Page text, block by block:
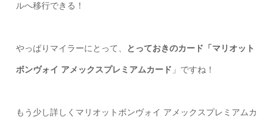
ルへ移行できる！
やっぱりマイラーにとって、 とっておきのカード「マリオット
ボンヴォイ アメックスプレミアムカード 」ですね！
もう少し詳しくマリオットボンヴォイ アメックスプレミアムカ